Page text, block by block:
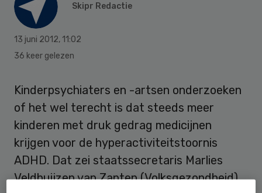
Skipr Redactie
13 juni 2012, 11:02
36 keer gelezen
Kinderpsychiaters en -artsen onderzoeken
of het wel terecht is dat steeds meer
kinderen met druk gedrag medicijnen
krijgen voor de hyperactiviteitstoornis
ADHD. Dat zei staatssecretaris Marlies
Veldhuijzen van Zanten (Volksgezondheid)